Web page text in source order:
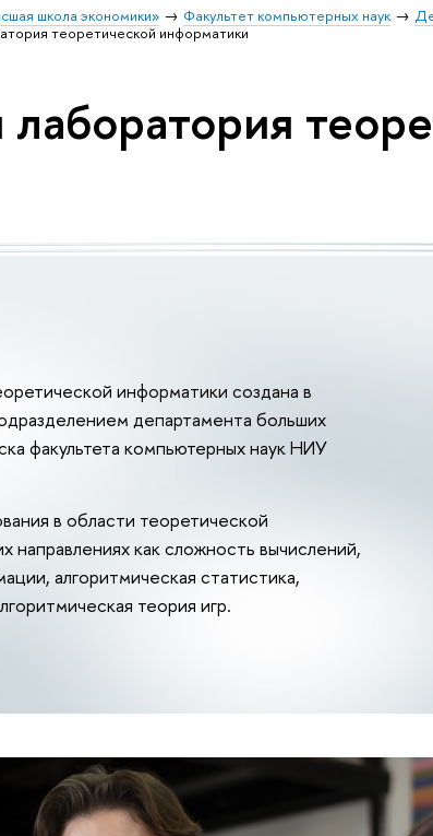
школа экономики» Факультет компьютерных наук
теоретической информатики
информатики создана в
департамента больших
факультета компьютерных наук НИУ
в области теоретической
направлениях как сложность вычислений,
алгоритмическая статистика,
теория игр.